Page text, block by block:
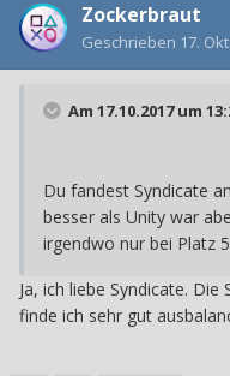
Zockerbraut
Geschrieben 17.
Am 17.10.2017 um
Du fandest Syndicate
besser als Unity war
irgendwo nur bei Platz
Ja, ich liebe Syndicate.
finde ich sehr gut